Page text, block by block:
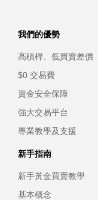
我們的優勢
高槓桿、低買賣差價
$0 交易費
資金安全保障
強大交易平台
專業教學及支援
新手指南
新手黃金買賣教學
基本概念